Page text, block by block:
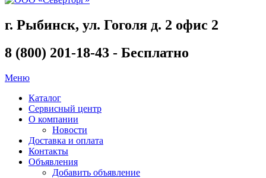
г. Рыбинск, ул. Гоголя д. 2 офис 2
8 (800) 201-18-43 - Бесплатно
Меню
Каталог
Сервисный центр
О компании
Новости
Доставка и оплата
Контакты
Объявления
Добавить объявление